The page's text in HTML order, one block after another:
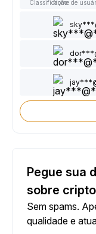
Classificação
Nome de
Pegue sua
sobre
Sem spams.
qualidade e